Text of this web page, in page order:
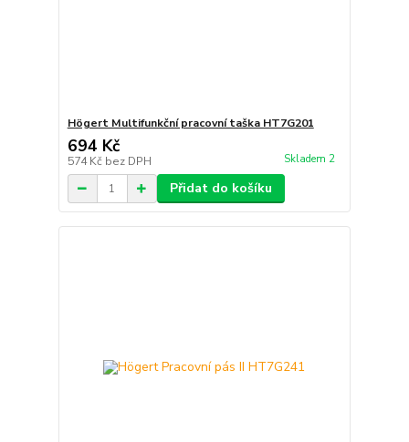
Högert Multifunkční pracovní taška HT7G201
694 Kč
574 Kč bez DPH Skladem 2
Přidat do košíku